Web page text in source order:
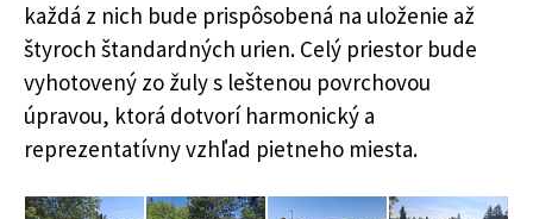
každá z nich bude prispôsobená na uloženie až
štyroch štandardných urien. Celý priestor bude
vyhotovený zo žuly s leštenou povrchovou
úpravou, ktorá dotvorí harmonický a
reprezentatívny vzhľad pietneho miesta.